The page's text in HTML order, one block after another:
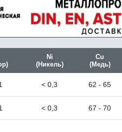
Ni
(Никель)
Cu
(Медь)
< 0,3 62 - 65
< 0,3 67 - 70